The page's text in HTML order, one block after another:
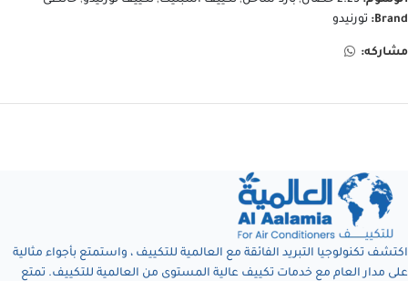
Brand:
تورنيدو
مشاركه:
اكتشف تكنولوجيا التبريد الفائقة مع العالمية للتكييف ، واستمتع بأجواء مثالية
على مدار العام مع خدمات تكييف عالية المستوى من العالمية للتكييف. تمتع